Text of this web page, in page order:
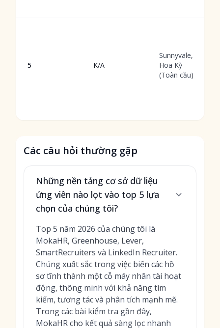
5 K/A
Sunnyvale,
Hoa Kỳ
(Toàn cầu)
Các câu hỏi thường gặp
Những nền tảng cơ sở dữ liệu
ứng viên nào lọt vào top 5 lựa
chọn của chúng tôi?
Top 5 năm 2026 của chúng tôi là
MokaHR, Greenhouse, Lever,
SmartRecruiters và LinkedIn Recruiter.
Chúng xuất sắc trong việc biến các hồ
sơ tĩnh thành một cỗ máy nhân tài hoạt
động, thông minh với khả năng tìm
kiếm, tương tác và phân tích mạnh mẽ.
Trong các bài kiểm tra gần đây,
MokaHR cho kết quả sàng lọc nhanh